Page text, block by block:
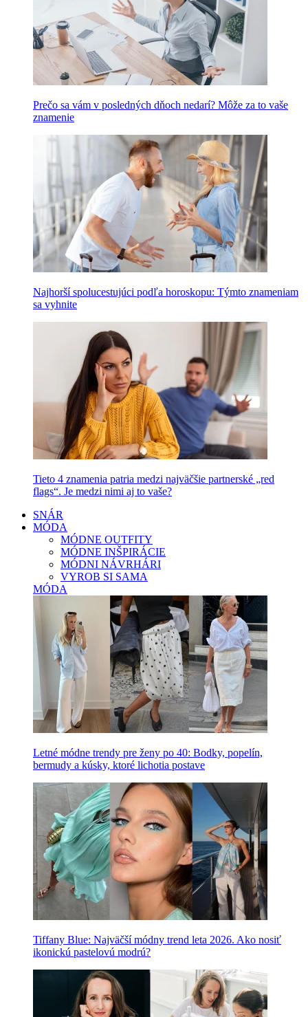
Prečo sa vám v posledných dňoch nedarí? Môže za to vaše
znamenie
Najhorší spolucestujúci podľa horoskopu: Týmto znameniam
sa vyhnite
Tieto 4 znamenia patria medzi najväčšie partnerské „red
flags“. Je medzi nimi aj to vaše?
SNÁR
MÓDA
MÓDNE OUTFITY
MÓDNE INŠPIRÁCIE
MÓDNI NÁVRHÁRI
VYROB SI SAMA
MÓDA
Letné módne trendy pre ženy po 40: Bodky, popelín,
bermudy a kúsky, ktoré lichotia postave
Tiffany Blue: Najväčší módny trend leta 2026. Ako nosiť
ikonickú pastelovú modrú?